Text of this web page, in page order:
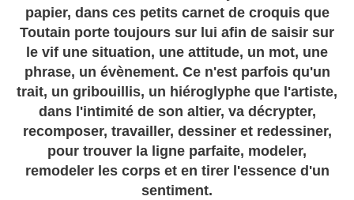
papier, dans ces petits carnet de croquis que
Toutain porte toujours sur lui afin de saisir sur
le vif une situation, une attitude, un mot, une
phrase, un évènement. Ce n'est parfois qu'un
trait, un gribouillis, un hiéroglyphe que l'artiste,
dans l'intimité de son altier, va décrypter,
recomposer, travailler, dessiner et redessiner,
pour trouver la ligne parfaite, modeler,
remodeler les corps et en tirer l'essence d'un
sentiment.